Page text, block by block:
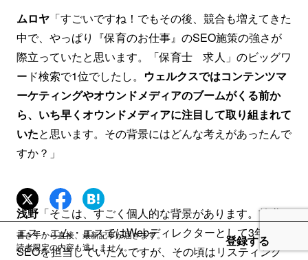
ムロヤ 「すごいですね！でもその後、競合も増えてきた
中で、やっぱり『保育のお仕事』のSEO施策の強さが
際立っていたと思います。「保育士 求人」のビッグワ
ード検索で1位でしたし。 ウェルクスではコンテンツマ
ーケティングやオウンドメディアのブームがくる前か
ら、いち早くオウンドメディアに注目して取り組まれて
いたと思います。その背景にはどんな考えがあったんで
すか？」
浅野 「そこは、すごく個人的な背景があります。前職の
エス・エム・エスではWebディレクターとして3年ほど
SEOを担当していたんですが、その頃はリスティング
書き手から直接、最新記事が届きます。
読者限定の内容も逃しません。
登録する